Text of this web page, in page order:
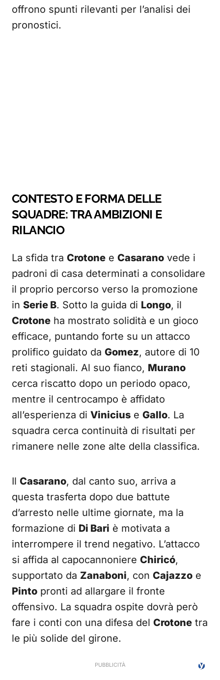
offrono spunti rilevanti per l’analisi dei
pronostici.
CONTESTO E FORMA DELLE
SQUADRE: TRA AMBIZIONI E
RILANCIO
La sfida tra Crotone e Casarano vede i
padroni di casa determinati a consolidare
il proprio percorso verso la promozione
in Serie B. Sotto la guida di Longo, il
Crotone ha mostrato solidità e un gioco
efficace, puntando forte su un attacco
prolifico guidato da Gomez, autore di 10
reti stagionali. Al suo fianco, Murano
cerca riscatto dopo un periodo opaco,
mentre il centrocampo è affidato
all’esperienza di Vinicius e Gallo. La
squadra cerca continuità di risultati per
rimanere nelle zone alte della classifica.
Il Casarano, dal canto suo, arriva a
questa trasferta dopo due battute
d’arresto nelle ultime giornate, ma la
formazione di Di Bari è motivata a
interrompere il trend negativo. L’attacco
si affida al capocannoniere Chiricó,
supportato da Zanaboni, con Cajazzo e
Pinto pronti ad allargare il fronte
offensivo. La squadra ospite dovrà però
fare i conti con una difesa del Crotone tra
le più solide del girone.